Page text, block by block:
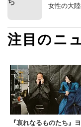
女性の大
注目のニ
『哀れなるものたち』